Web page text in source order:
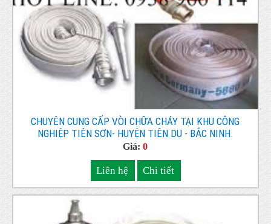
CHUYÊN CUNG CẤP VÒI CHỮA CHÁY TẠI KHU CÔNG
NGHIỆP TIÊN SƠN- HUYỆN TIÊN DU - BẮC NINH.
Giá:0
Liên hệ Chi tiết